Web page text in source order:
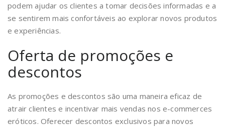
podem ajudar os clientes a tomar decisões informadas e a
se sentirem mais confortáveis ao explorar novos produtos
e experiências.
Oferta de promoções e
descontos
As promoções e descontos são uma maneira eficaz de
atrair clientes e incentivar mais vendas nos e-commerces
eróticos. Oferecer descontos exclusivos para novos